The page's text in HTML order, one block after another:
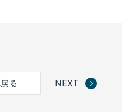
る NEXT